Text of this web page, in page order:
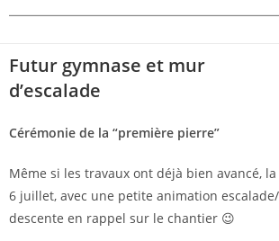
Futur gymnase et mur
d’escalade
Cérémonie de la “première pierre”
Même si les travaux ont déjà bien avancé,
6 juillet, avec une petite animation
descente en rappel sur le chantier 😉